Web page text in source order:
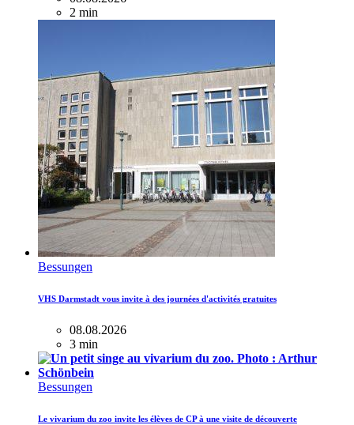
2 min
Bessungen
VHS Darmstadt vous invite à des journées d'activités gratuites
08.08.2026
3 min
Bessungen
Le vivarium du zoo invite les élèves de CP à une visite de découverte